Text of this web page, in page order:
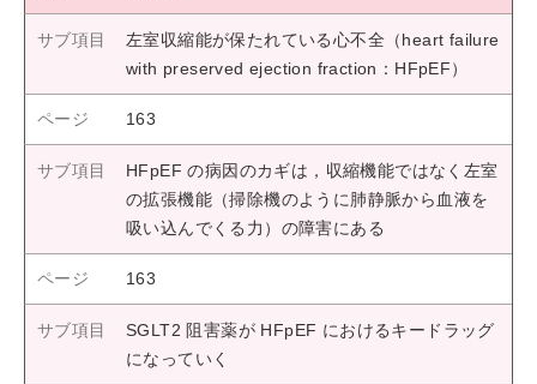
左室収縮能が保たれている心不全（heart failure
with preserved ejection fraction：HFpEF）
163
HFpEF の病因のカギは，収縮機能ではなく左室
の拡張機能（掃除機のように肺静脈から血液を
吸い込んでくる力）の障害にある
163
SGLT2 阻害薬が HFpEF におけるキードラッグ
になっていく